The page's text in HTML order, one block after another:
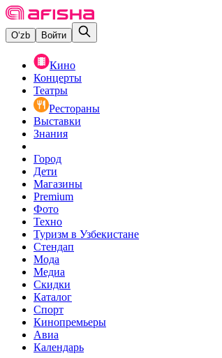
O‘zb Войти
Кино
Концерты
Театры
Рестораны
Выставки
Знания
Город
Дети
Магазины
Premium
Фото
Техно
Туризм в Узбекистане
Стендап
Мода
Медиа
Скидки
Каталог
Спорт
Кинопремьеры
Авиа
Календарь